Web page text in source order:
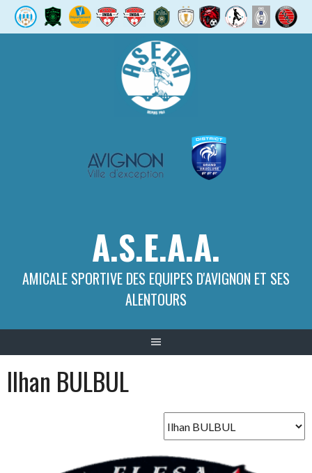
A.S.E.A.A.
AMICALE SPORTIVE DES EQUIPES D'AVIGNON ET SES
ALENTOURS
Ilhan BULBUL